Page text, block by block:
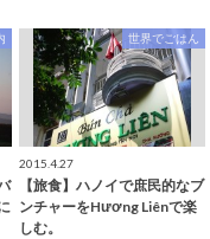
世界でごはん
2015.4.27
【旅食】ハノイで庶民的なブ
ンチャーをHương Liênで楽
しむ。